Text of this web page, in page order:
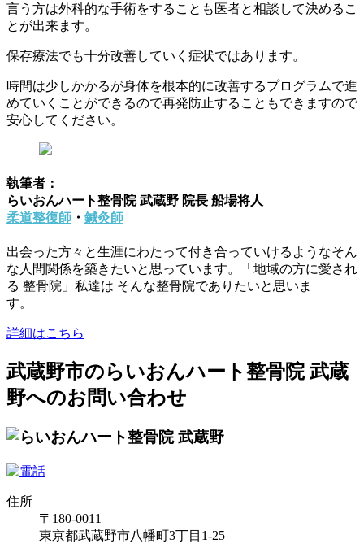
言う方は外科的な手術をすることも医者と相談して決めるこ
とが出来ます。
保存療法でも十分改善していく症状ではあります。
時間は少しかかるが身体を根本的に改善するプログラムで進
めていくことができるので再発防止することもできますので
安心してください。
執筆者：
らいおんハート整骨院 武蔵野 院長 船場将人
柔道整復師 ・ 鍼灸師
出会った方々と生涯にわたって付き合っていけるようなそん
な人間関係を築きたいと思っています。「地域の方に愛され
る 整骨院」私達は そんな整骨院でありたいと思いま
す。
詳細はこちら
武蔵野市のらいおんハート整骨院 武蔵
野へのお問い合わせ
住所
〒180-0011
東京都武蔵野市八幡町3丁目1-25